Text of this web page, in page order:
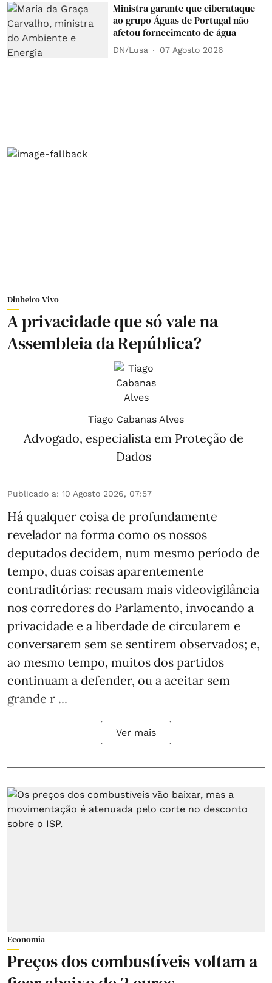
Ministra garante que ciberataque
ao grupo Águas de Portugal não
afetou fornecimento de água
DN/Lusa 07 Agosto 2026
Dinheiro Vivo
A privacidade que só vale na
Assembleia da República?
Tiago Cabanas Alves
Advogado, especialista em Proteção de
Dados
Publicado a: 10 Agosto 2026, 07:57
Há qualquer coisa de profundamente
revelador na forma como os nossos
deputados decidem, num mesmo período de
tempo, duas coisas aparentemente
contraditórias: recusam mais videovigilância
nos corredores do Parlamento, invocando a
privacidade e a liberdade de circularem e
conversarem sem se sentirem observados; e,
ao mesmo tempo, muitos dos partidos
continuam a defender, ou a aceitar sem
grande r ...
Ver mais
Economia
Preços dos combustíveis voltam a